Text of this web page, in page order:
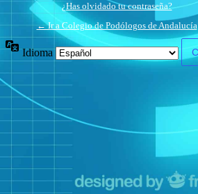
¿Has olvidado tu contraseña?
← Ir a Colegio de Podólogos de Andalucía
Idioma